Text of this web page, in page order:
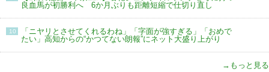
良血馬が初勝利へ 6か月ぶりも距離短縮で仕切り直し
10
「ニヤリとさせてくれるわね」「字面が強すぎる」「おめで
たい」高知からの“かつてない朗報”にネット大盛り上がり
→もっと見る